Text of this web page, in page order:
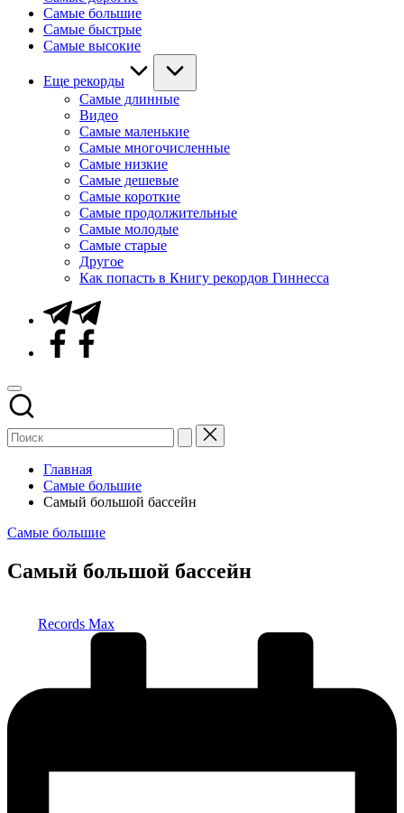
Самые большие
Самые быстрые
Самые высокие
Еще рекорды
Самые длинные
Видео
Самые маленькие
Самые многочисленные
Самые низкие
Самые дешевые
Самые короткие
Самые продолжительные
Самые молодые
Самые старые
Другое
Как попасть в Книгу рекордов Гиннесса
Telegram
Facebook
Главная
Самые большие
Самый большой бассейн
Опубликовано
Самые большие
Самый большой бассейн
Records Max